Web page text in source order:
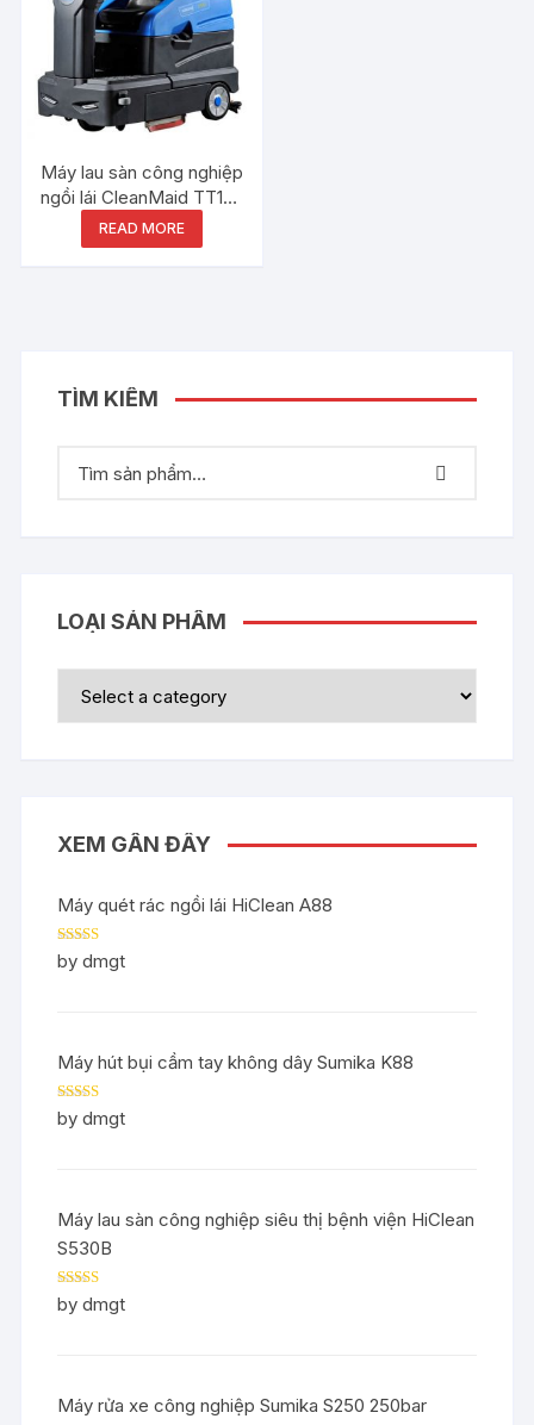
Máy lau sàn công nghiệp
ngồi lái CleanMaid TT160
R160
READ MORE
TÌM KIẾM
LOẠI SẢN PHẨM
XEM GẦN ĐÂY
Máy quét rác ngồi lái HiClean A88
Rated5out
of 5
by dmgt
Máy hút bụi cầm tay không dây Sumika K88
Rated5out
of 5
by dmgt
Máy lau sàn công nghiệp siêu thị bệnh viện HiClean
S530B
Rated5out
of 5
by dmgt
Máy rửa xe công nghiệp Sumika S250 250bar